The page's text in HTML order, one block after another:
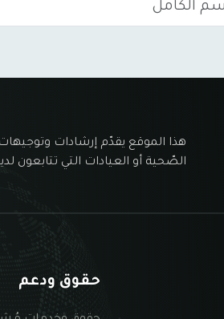
هذا الموقع يقدّم إرشادات
الصّحية أو العيادات التي تتابعون
حقوق ودعم